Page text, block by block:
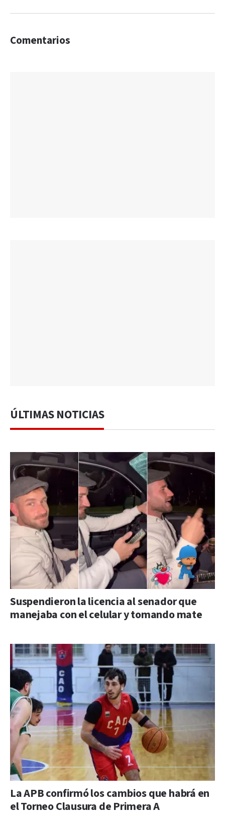
Comentarios
ÚLTIMAS NOTICIAS
Suspendieron la licencia al senador que
manejaba con el celular y tomando mate
La APB confirmó los cambios que habrá en
el Torneo Clausura de Primera A